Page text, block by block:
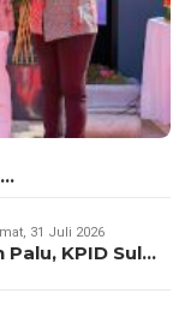
31 Juli 2026
KPID Sul…